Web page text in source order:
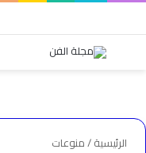
بحث عن
الرئيسية/منوعات